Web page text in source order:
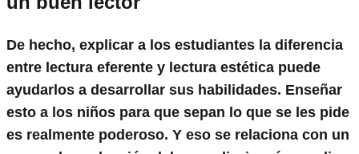
De hecho, explicar a los estudiantes la diferencia
entre lectura eferente y lectura estética puede
ayudarlos a desarrollar sus habilidades. Enseñar
esto a los niños para que sepan lo que se les pide
es realmente poderoso. Y eso se relaciona con un